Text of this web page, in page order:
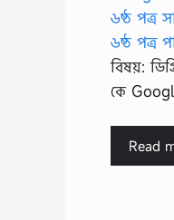
বিষয়:
কে
Read